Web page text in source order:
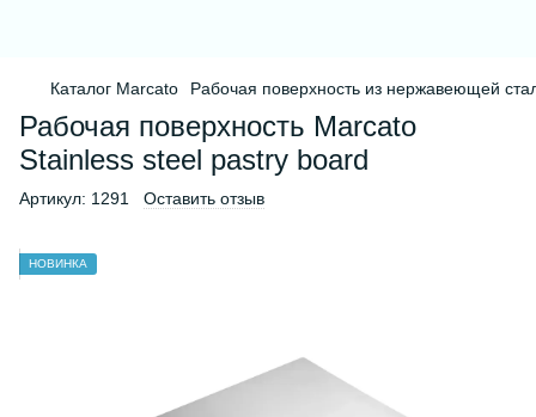
Каталог Marcato Рабочая поверхность из нержавеющей
Рабочая поверхность Marcato
Stainless steel pastry board
Артикул: 1291 Оставить отзыв
НОВИНКА